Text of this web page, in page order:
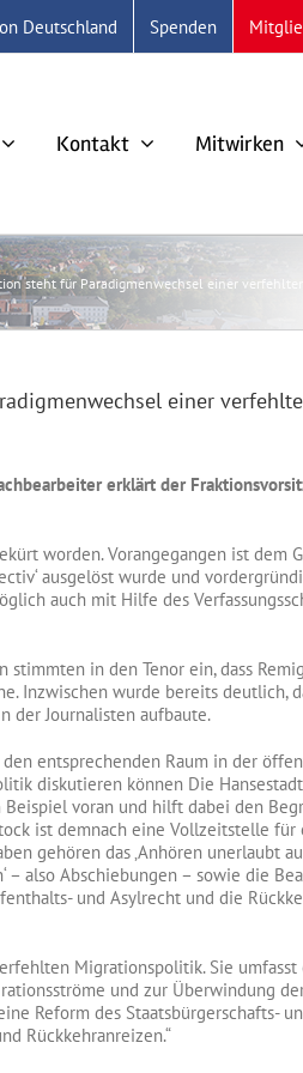
Deutschland Spenden
Kontakt Mitwirken
steht für Paradigmenwechsel einer
einer
erklärt der
worden. Vorangegangen ist dem
ausgelöst wurde und
auch mit Hilfe des
in den Tenor ein, dass
Inzwischen wurde bereits deutlich,
der Journalisten aufbaute.
entsprechenden Raum in der
diskutieren können Die
voran und hilft dabei den
ist demnach eine Vollzeitstelle für
gehören das ‚Anhören unerlaubt
– also Abschiebungen – sowie die
und Asylrecht und die
Migrationspolitik. Sie umfasst
und zur Überwindung
Reform des Staatsbürgerschafts-
Rückkehranreizen.“